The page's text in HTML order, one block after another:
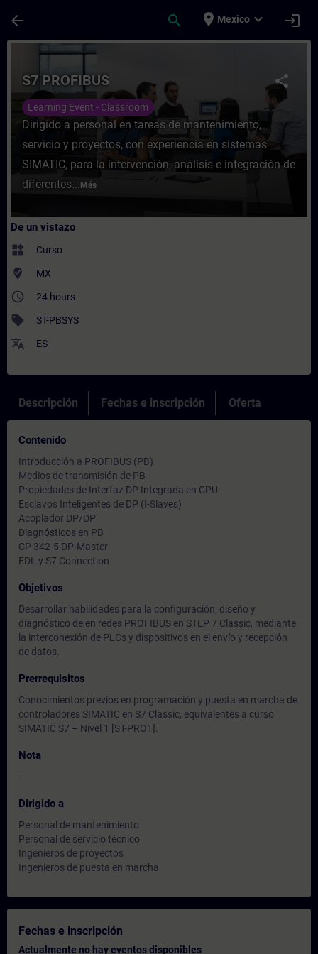
arrow_back search place Mexico expand_more login
Curso - S7 PROFIBUS - Entrenamiento
share
S7 PROFIBUS
Learning Event - Classroom
Dirigido a personal en tareas de mantenimiento,
servicio y proyectos, con experiencia en sistemas
SIMATIC, para la intervención, análisis e integración de
diferentes... Más
De un vistazo
widgets Curso
where_to_vote MX
access_time 24 hours
sell ST-PBSYS
translate ES
Descripción Fechas e inscripción Oferta
Contenido
Introducción a PROFIBUS (PB)
Medios de transmisión de PB
Propiedades de Interfaz DP Integrada en CPU
Esclavos Inteligentes de DP (I-Slaves)
Acoplador DP/DP
Diagnósticos en PB
CP 342-5 DP-Master
FDL y S7 Connection
Objetivos
Desarrollar habilidades para la configuración, diseño y
diagnóstico de en redes PROFIBUS en STEP 7 Classic, mediante
la interconexión de PLCs y dispositivos en el envío y recepción
de datos.
Prerrequisitos
Conocimientos previos en programación y puesta en marcha de
controladores SIMATIC en S7 Classic, equivalentes a curso
SIMATIC S7 – Nivel 1 [ST-PRO1].
Nota
-
Dirigido a
Personal de mantenimiento
Personal de servicio técnico
Ingenieros de proyectos
Ingenieros de puesta en marcha
Fechas e inscripción
Actualmente no hay eventos disponibles